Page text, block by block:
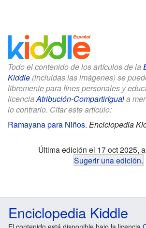
Todo el contenido de los artículos de la
Kiddle (incluidas las imágenes) se
libremente para fines personales y
licenciaAtribución-CompartirIguala
lo contrario. Citar este artículo:
Ramayana para Niños. Enciclopedia
Última edición el 17 oct 2025,
Sugerir una edición.
Enciclopedia Kiddle